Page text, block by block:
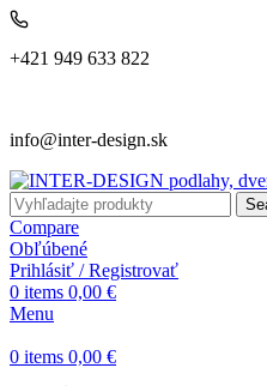
+421 949 633 822
info@inter-design.sk
Compare
Obľúbené
Prihlásiť / Registrovať
0 items 0,00 €
Menu
0 items 0,00 €